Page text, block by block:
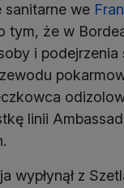
sanitarne we
tym, że w
i podejrzenia
linii
wypłynął z